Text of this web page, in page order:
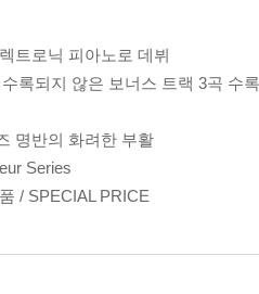
트로닉 피아노로 데뷔
록되지 않은 보너스 트랙 3곡 수록
명반의 화려한 부활
Series
/ SPECIAL PRICE